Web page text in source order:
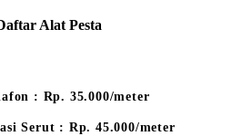
Alat Pesta
: Rp. 35.000/meter
Serut : Rp. 45.000/meter